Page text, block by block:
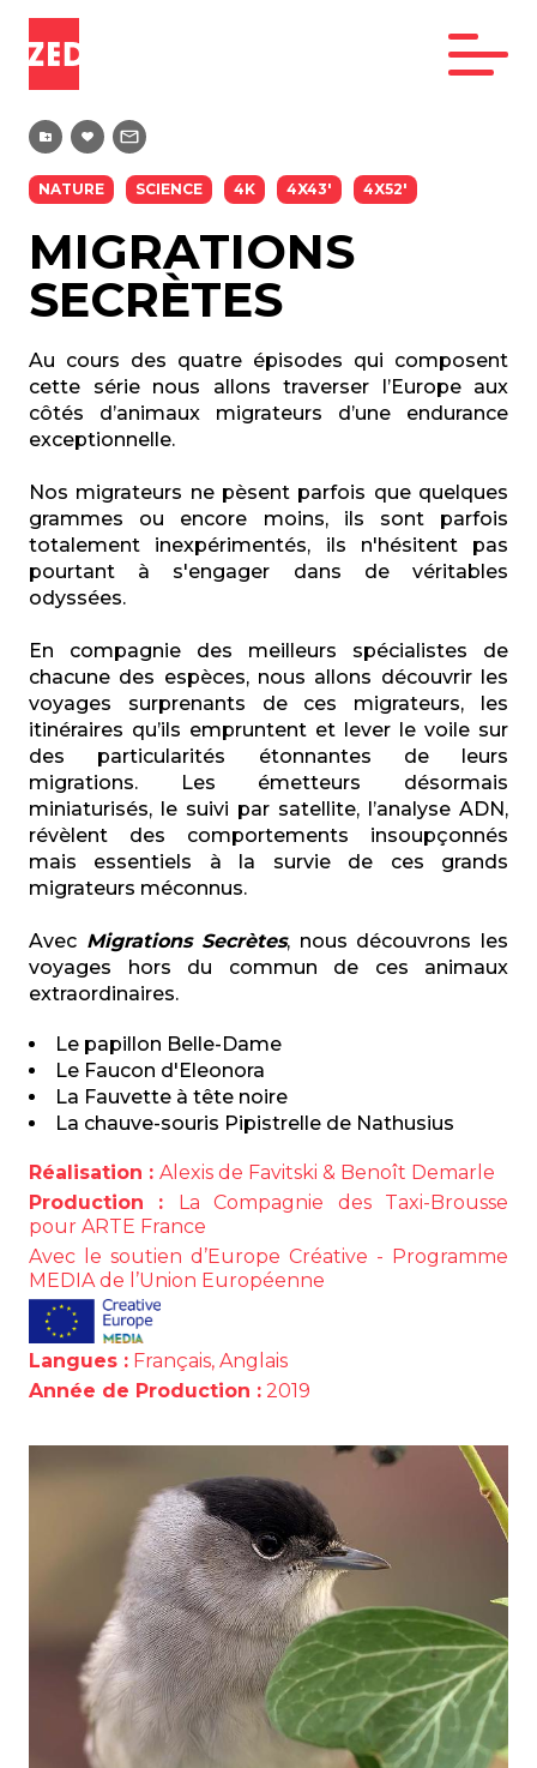
NATURE SCIENCE 4K 4X43' 4X52'
MIGRATIONS
SECRÈTES
Au cours des quatre épisodes qui composent
cette série nous allons traverser l’Europe aux
côtés d’animaux migrateurs d’une endurance
exceptionnelle.
Nos migrateurs ne pèsent parfois que quelques
grammes ou encore moins, ils sont parfois
totalement inexpérimentés, ils n'hésitent pas
pourtant à s'engager dans de véritables
odyssées.
En compagnie des meilleurs spécialistes de
chacune des espèces, nous allons découvrir les
voyages surprenants de ces migrateurs, les
itinéraires qu’ils empruntent et lever le voile sur
des particularités étonnantes de leurs
migrations. Les émetteurs désormais
miniaturisés, le suivi par satellite, l’analyse ADN,
révèlent des comportements insoupçonnés
mais essentiels à la survie de ces grands
migrateurs méconnus.
Avec Migrations Secrètes, nous découvrons les
voyages hors du commun de ces animaux
extraordinaires.
Le papillon Belle-Dame
Le Faucon d'Eleonora
La Fauvette à tête noire
La chauve-souris Pipistrelle de Nathusius
Réalisation : Alexis de Favitski & Benoît Demarle
Production : La Compagnie des Taxi-Brousse
pour ARTE France
Avec le soutien d’Europe Créative - Programme
MEDIA de l’Union Européenne
Langues : Français, Anglais
Année de Production : 2019